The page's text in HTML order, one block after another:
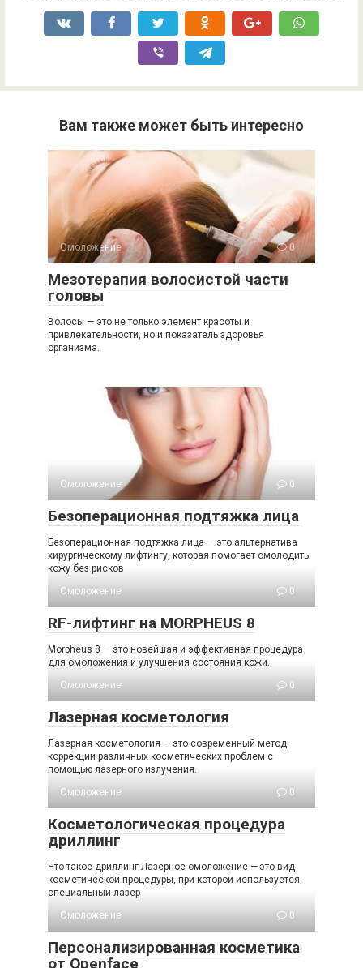
Вам также может быть интересно
Омоложение 0
Мезотерапия волосистой части
головы
Волосы — это не только элемент красоты и
привлекательности, но и показатель здоровья
организма.
Омоложение 0
Безоперационная подтяжка лица
Безоперационная подтяжка лица — это альтернатива
хирургическому лифтингу, которая помогает омолодить
кожу без рисков
Омоложение
0
RF-лифтинг на MORPHEUS 8
Morpheus 8 — это новейшая и эффективная процедура
для омоложения и улучшения состояния кожи.
Омоложение
0
Лазерная косметология
Лазерная косметология — это современный метод
коррекции различных косметических проблем с
помощью лазерного излучения.
Омоложение
0
Косметологическая процедура
дриллинг
Что такое дриллинг Лазерное омоложение — это вид
косметической процедуры, при которой используется
специальный лазер
Омоложение
0
Персонализированная косметика
от Openface